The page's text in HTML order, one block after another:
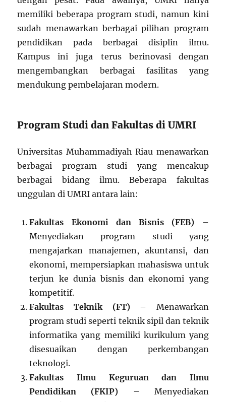
memiliki beberapa program studi, namun kini
sudah menawarkan berbagai pilihan program
pendidikan pada berbagai disiplin ilmu.
Kampus ini juga terus berinovasi dengan
mengembangkan berbagai fasilitas yang
mendukung pembelajaran modern.
Program Studi dan Fakultas di UMRI
Universitas Muhammadiyah Riau menawarkan
berbagai program studi yang mencakup
berbagai bidang ilmu. Beberapa fakultas
unggulan di UMRI antara lain:
Fakultas Ekonomi dan Bisnis (FEB) –
Menyediakan program studi yang
mengajarkan manajemen, akuntansi, dan
ekonomi, mempersiapkan mahasiswa untuk
terjun ke dunia bisnis dan ekonomi yang
kompetitif.
Fakultas Teknik (FT)– Menawarkan
program studi seperti teknik sipil dan teknik
informatika yang memiliki kurikulum yang
disesuaikan dengan perkembangan
teknologi.
Fakultas Ilmu Keguruan dan Ilmu
Pendidikan (FKIP) – Menyediakan